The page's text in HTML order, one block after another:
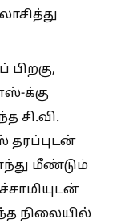
பிறகு,
க்கு
சி.வி.
மீண்டும்
நிலையில்